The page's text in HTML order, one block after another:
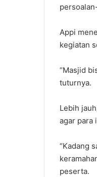
Appi
kegiatan
“Masjid
tuturnya.
Lebih
agar para
“Kadang
peserta.